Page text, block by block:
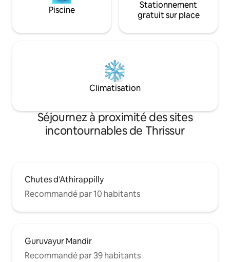
Piscine
Stationnement
gratuit sur place
Climatisation
Séjournez à proximité des sites
incontournables de Thrissur
Chutes d'Athirappilly
Recommandé par 10 habitants
Guruvayur Mandir
Recommandé par 39 habitants